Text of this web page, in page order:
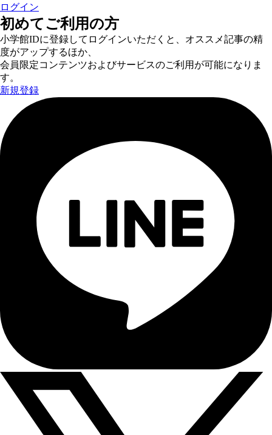
ログイン
初めてご利用の方
小学館IDに登録してログインいただくと、オススメ記事の精
度がアップするほか、
会員限定コンテンツおよびサービスのご利用が可能になりま
す。
新規登録